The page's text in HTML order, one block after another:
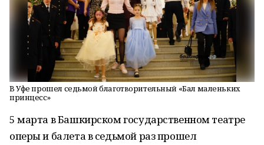
В Уфе прошел седьмой благотворительный «Бал маленьких
принцесс»
5 марта в Башкирском государственном театре
оперы и балета в седьмой раз прошел